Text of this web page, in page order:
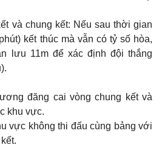
và chung kết: Nếu sau thời gian
kết thúc mà vẫn có tỷ số hòa,
lưu 11m để xác định đội thắng
đăng cai vòng chung kết và
khu vực.
vực không thi đấu cùng bảng với